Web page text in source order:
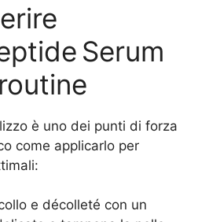
Serum
è uno dei punti di forza
come applicarlo per
e décolleté con un